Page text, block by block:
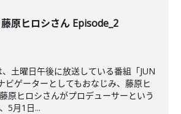
藤原ヒロシさん Episode_2
、土曜日午後に放送している番組「JUN
ビゲーターとしてもおなじみ、藤原ヒ
原ヒロシさんがプロデューサーという
5月1日...